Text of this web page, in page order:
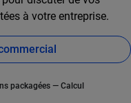
à votre entreprise.
packagées — Calcul